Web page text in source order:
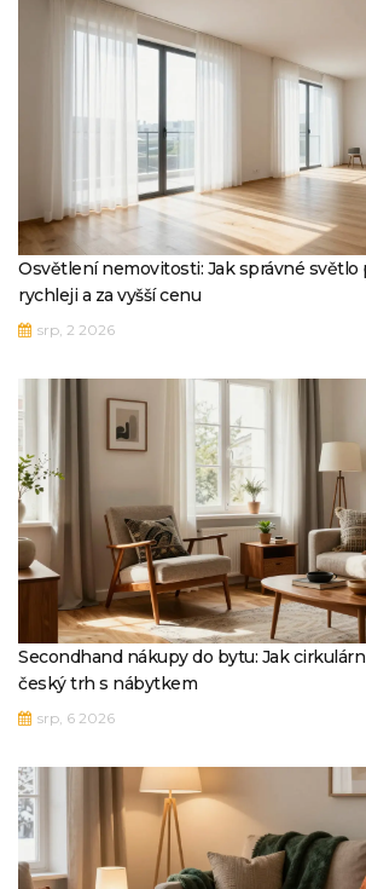
Osvětlení nemovitosti: Jak správné světlo
rychleji a za vyšší cenu
srp, 2 2026
Secondhand nákupy do bytu: Jak
český trh s nábytkem
srp, 6 2026